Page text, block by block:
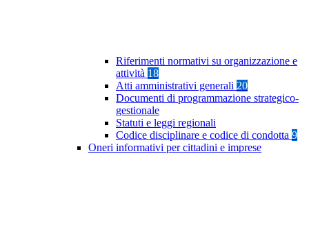
Riferimenti normativi su organizzazione e
attività 18
Atti amministrativi generali 20
Documenti di programmazione strategico-
gestionale
Statuti e leggi regionali
Codice disciplinare e codice di condotta 9
Oneri informativi per cittadini e imprese